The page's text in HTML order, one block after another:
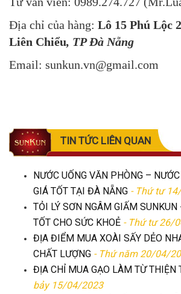
Địa chỉ của hàng: Lô 15 Phú Lộc
Liên Chiểu, TP Đà Nẵng
Email: sunkun.vn@gmail.com
TIN TỨC LIÊN QUAN
NƯỚC UỐNG VĂN PHÒNG –
GIÁ TỐT TẠI ĐÀ NẴNG - Thứ tư
TỎI LÝ SƠN NGÂM GIẤM
TỐT CHO SỨC KHOẺ - Thứ tư 26/
ĐỊA ĐIỂM MUA XOÀI SẤY DẺO
CHẤT LƯỢNG - Thứ năm 20/04/
ĐỊA CHỈ MUA GẠO LÀM TỪ THIỆN
bảy 15/04/2023